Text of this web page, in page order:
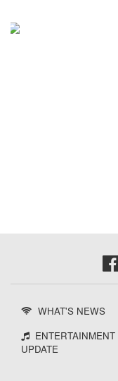
WHAT'S NEWS
ENTERTAINMENT
UPDATE